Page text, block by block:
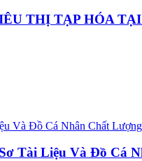
THỊ TẠP HÓA
Tài Liệu Và Đồ Cá